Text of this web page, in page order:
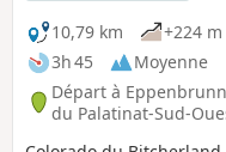
10,79 km
+224 m
3h 45
Moyenne
Départ à
du Palatinat-Sud-